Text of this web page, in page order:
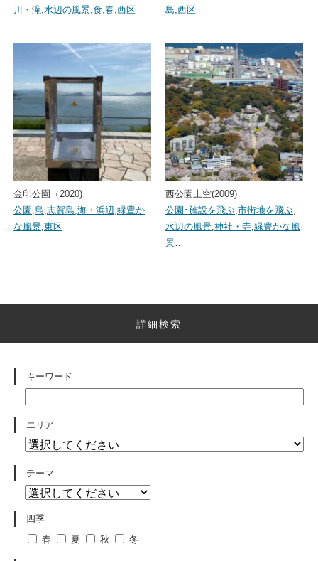
川・滝,水辺の風景,食,春,西区
島,西区
金印公園（2020)
公園 ,島,志賀島,海・浜辺,緑豊か
な風景,東区
西公園上空(2009)
公園･施設を飛ぶ,市街地を飛ぶ,
水辺の風景,神社・寺,緑豊かな風
景…
詳細検索
キーワード
エリア
テーマ
四季
春
夏 秋 冬